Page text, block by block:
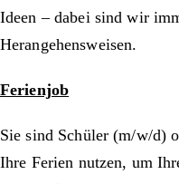
Ideen – dabei sind wir
Herangehensweisen.
Ferienjob
Sie sind Schüler (m/w/d)
Ihre Ferien nutzen, um